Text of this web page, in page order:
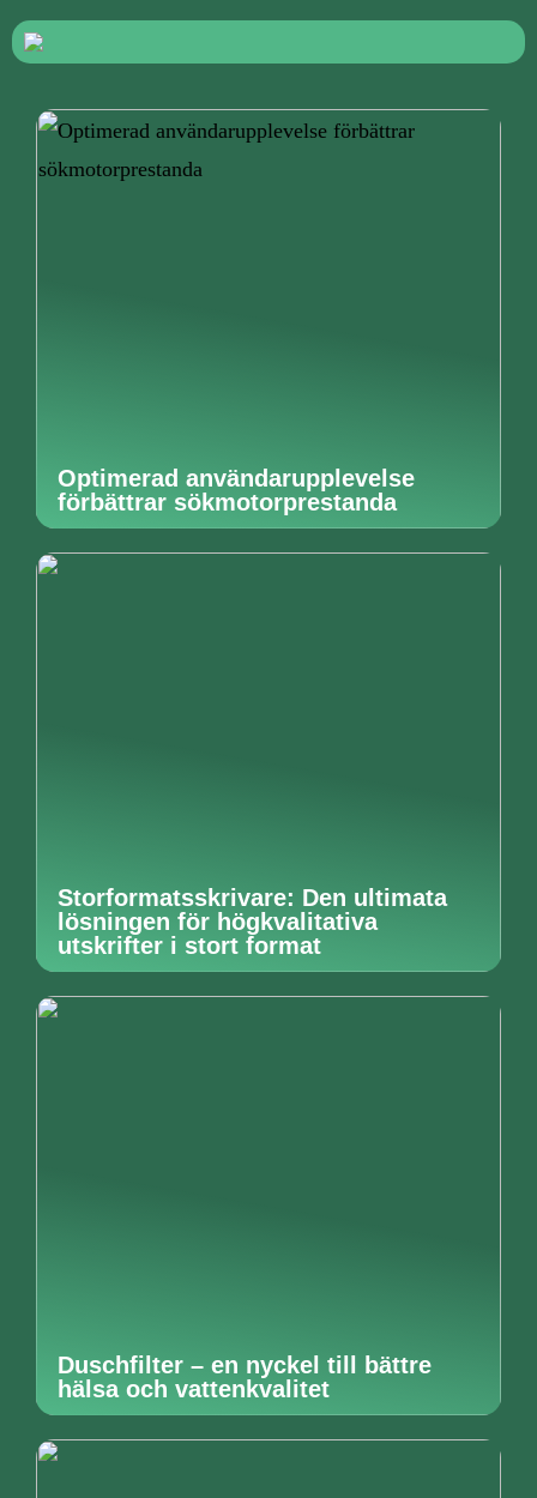
Optimerad användarupplevelse
förbättrar sökmotorprestanda
Storformatsskrivare: Den ultimata
lösningen för högkvalitativa
utskrifter i stort format
Duschfilter – en nyckel till bättre
hälsa och vattenkvalitet